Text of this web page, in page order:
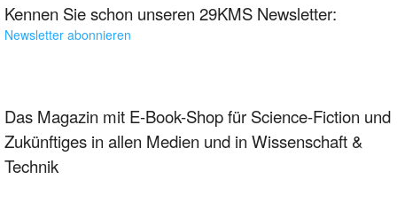
Kennen Sie schon unseren 29KMS Newsletter:
Newsletter abonnieren
Das Magazin mit E-Book-Shop für Science-Fiction und
Zukünftiges in allen Medien und in Wissenschaft &
Technik